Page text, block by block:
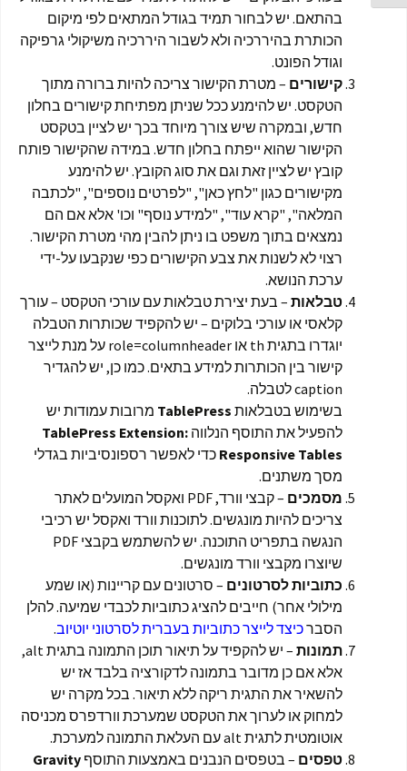
בהתאם. יש לבחור תמיד בגודל המתאים לפי מיקום
הכותרת בהיררכיה ולא לשבור היררכיה משיקולי גרפיקה
וגודל הפונט.
קישורים – מטרת הקישור צריכה להיות ברורה מתוך
הטקסט. יש להימנע ככל שניתן מפתיחת קישורים בחלון
חדש, ובמקרה שיש צורך מיוחד בכך יש לציין בטקסט
הקישור שהוא ייפתח בחלון חדש. במידה שהקישור פותח
קובץ יש לציין זאת וגם את סוג הקובץ. יש להימנע
מקישורים כגון "לחץ כאן", "לפרטים נוספים", "לכתבה
המלאה", "קרא עוד", "למידע נוסף" וכו' אלא אם הם
נמצאים בתוך משפט בו ניתן להבין מהי מטרת הקישור.
רצוי לא לשנות את צבע הקישורים כפי שנקבעו על-ידי
ערכת הנושא.
טבלאות – בעת יצירת טבלאות עם עורכי הטקסט – עורך
קלאסי או עורכי בלוקים – יש להקפיד שכותרות הטבלה
יוגדרו בתגית th או role=columnheader על מנת לייצר
קישור בין הכותרות למידע בתאים. כמו כן, יש להגדיר
caption לטבלה.
בשימוש בטבלאות TablePress מרובות עמודות יש
להפעיל את התוסף הנלווה TablePress Extension:
Responsive Tables כדי לאפשר רספונסיביות בגדלי
מסך משתנים.
מסמכים
– קבצי וורד, PDF ואקסל המועלים לאתר
צריכים להיות מונגשים. לתוכנות וורד ואקסל יש רכיבי
הנגשה בתפריט התוכנה. יש להשתמש בקבצי PDF
שיוצרו מקבצי וורד מונגשים.
כתוביותלסרטונים – סרטונים עם קריינות (או שמע
מילולי אחר) חייבים להציג כתוביות לכבדי שמיעה. להלן
הסברכיצד לייצר כתוביות בעברית לסרטוני יוטיוב.
תמונות
– יש להקפיד על תיאור תוכן התמונה בתגית alt,
אלא אם כן מדובר בתמונה לדקורציה בלבד אז יש
להשאיר את התגית ריקה ללא תיאור. בכל מקרה יש
למחוק או לערוך את הטקסט שמערכת וורדפרס מכניסה
אוטומטית לתגית alt עם העלאת התמונה למערכת.
טפסים – בטפסים הנבנים באמצעות התוסף Gravity